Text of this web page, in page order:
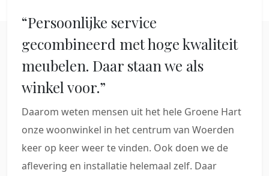
“Persoonlijke service
gecombineerd met hoge kwaliteit
meubelen. Daar staan we als
winkel voor.”
Daarom weten mensen uit het hele Groene Hart
onze woonwinkel in het centrum van Woerden
keer op keer weer te vinden. Ook doen we de
aflevering en installatie helemaal zelf. Daar